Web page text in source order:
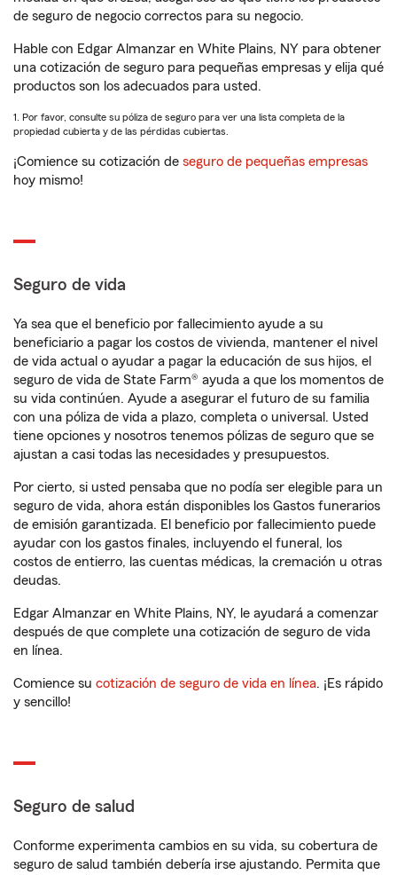
de seguro de negocio correctos para su negocio.
Hable con Edgar Almanzar en White Plains, NY para obtener
una cotización de seguro para pequeñas empresas y elija qué
productos son los adecuados para usted.
1. Por favor, consulte su póliza de seguro para ver una lista completa de la
propiedad cubierta y de las pérdidas cubiertas.
¡Comience su cotización de seguro de pequeñas empresas
hoy mismo!
Seguro de vida
Ya sea que el beneficio por fallecimiento ayude a su
beneficiario a pagar los costos de vivienda, mantener el nivel
de vida actual o ayudar a pagar la educación de sus hijos, el
seguro de vida de State Farm® ayuda a que los momentos de
su vida continúen. Ayude a asegurar el futuro de su familia
con una póliza de vida a plazo, completa o universal. Usted
tiene opciones y nosotros tenemos pólizas de seguro que se
ajustan a casi todas las necesidades y presupuestos.
Por cierto, si usted pensaba que no podía ser elegible para un
seguro de vida, ahora están disponibles los Gastos funerarios
de emisión garantizada. El beneficio por fallecimiento puede
ayudar con los gastos finales, incluyendo el funeral, los
costos de entierro, las cuentas médicas, la cremación u otras
deudas.
Edgar Almanzar en White Plains, NY, le ayudará a comenzar
después de que complete una cotización de seguro de vida
en línea.
Comience su cotización de seguro de vida en línea. ¡Es rápido
y sencillo!
Seguro de salud
Conforme experimenta cambios en su vida, su cobertura de
seguro de salud también debería irse ajustando. Permita que